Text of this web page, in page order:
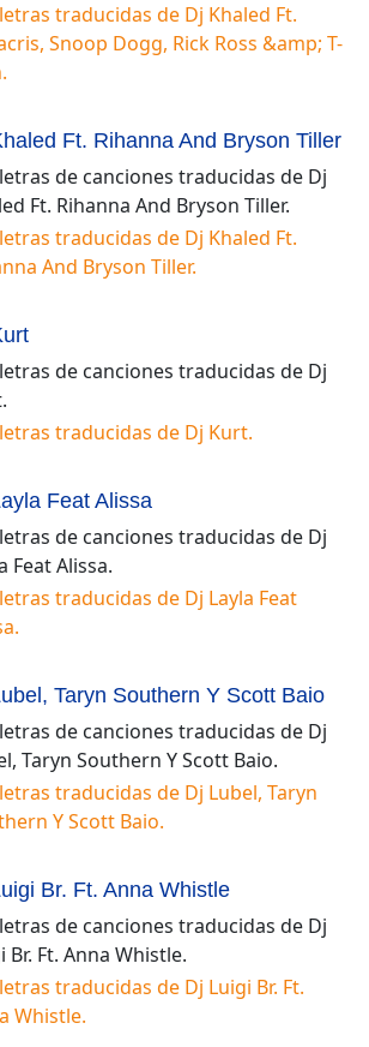
traducidas de Dj Khaled Ft.
Snoop Dogg, Rick Ross &amp; T-
.
Ft. Rihanna And Bryson Tiller
de canciones traducidas de Dj
Ft. Rihanna And Bryson Tiller.
traducidas de Dj Khaled Ft.
And Bryson Tiller.
de canciones traducidas de Dj
.
traducidas de Dj Kurt.
Feat Alissa
de canciones traducidas de Dj
Feat Alissa.
traducidas de Dj Layla Feat
.
Taryn Southern Y Scott Baio
de canciones traducidas de Dj
Taryn Southern Y Scott Baio.
traducidas de Dj Lubel, Taryn
Y Scott Baio.
Br. Ft. Anna Whistle
de canciones traducidas de Dj
Br. Ft. Anna Whistle.
traducidas de Dj Luigi Br. Ft.
Whistle.